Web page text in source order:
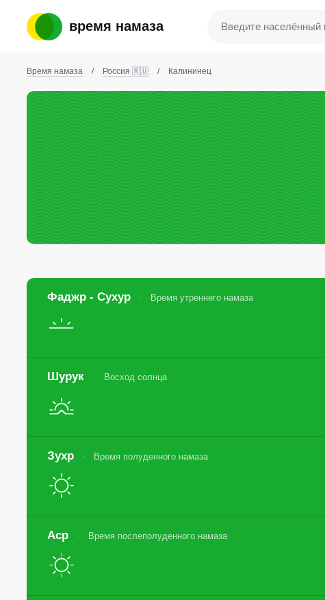
время намаза
Время намаза / Россия 🇷🇺 / Калининец
Фаджр - Сухур Время утреннего намаза
Шурук Восход солнца
Зухр Время полуденного намаза
Аср Время послеполуденного намаза